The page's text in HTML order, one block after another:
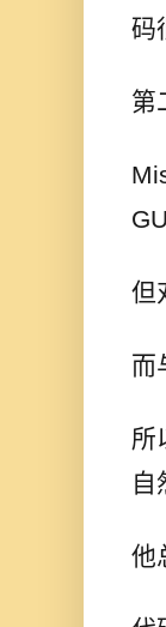
码
第
但
而
所
自
他